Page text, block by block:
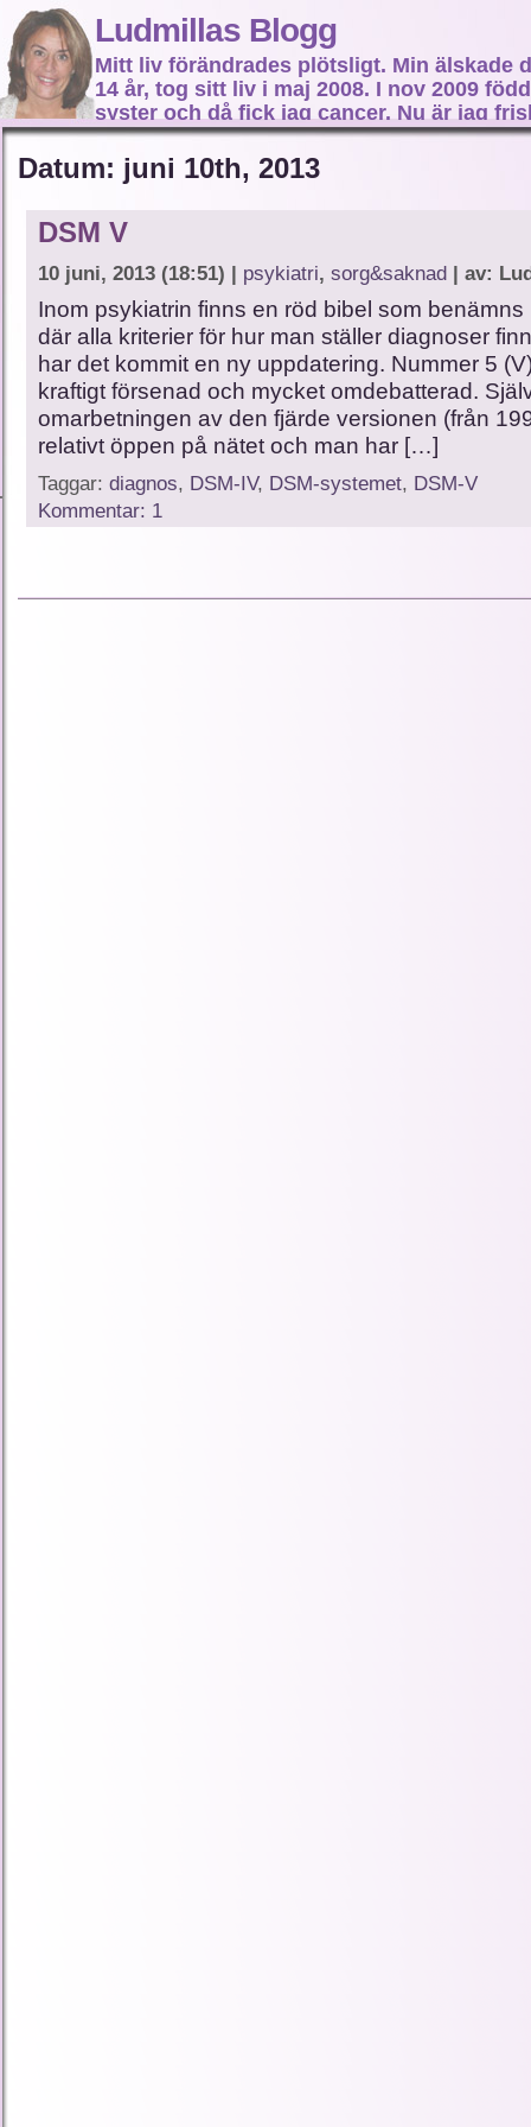
Ludmillas Blogg
Mitt liv förändrades plötsligt. Min älskade
14 år, tog sitt liv i maj 2008. I nov 2009
syster och då fick jag cancer. Nu är jag
fortsätta mitt liv…
Datum: juni 10th, 2013
DSM V
10 juni, 2013 (18:51) | psykiatri, sorg&saknad | av:
Inom psykiatrin finns en röd bibel som benämns
där alla kriterier för hur man ställer diagnoser
har det kommit en ny uppdatering. Nummer 5
kraftigt försenad och mycket omdebatterad.
omarbetningen av den fjärde versionen (från
relativt öppen på nätet och man har […]
Taggar: diagnos, DSM-IV, DSM-systemet, DSM-V
Kommentar: 1